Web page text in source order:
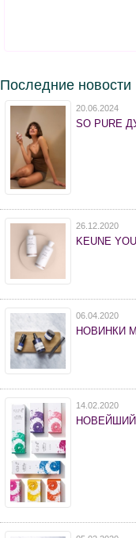
Последние новости
20.06.2024
SO PURE
26.12.2020
KEUNE
06.04.2020
НОВИНКИ
14.02.2020